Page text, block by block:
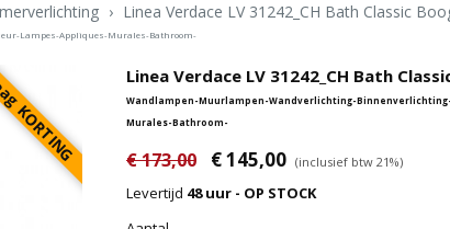
› Linea Verdace LV 31242_CH Bath Classic
Lampes-Appliques-Murales-Bathroom-
Linea Verdace LV 31242_CH Bath
Wandlampen-Muurlampen-Wandverlichting-
Murales-Bathroom-
€ 173,00 € 145,00 (inclusief btw 21%)
Levertijd 48 uur - OP STOCK